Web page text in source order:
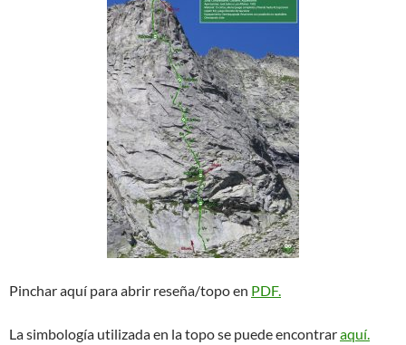
Pinchar aquí para abrir reseña/topo en PDF.
La simbología utilizada en la topo se puede encontraraquí.